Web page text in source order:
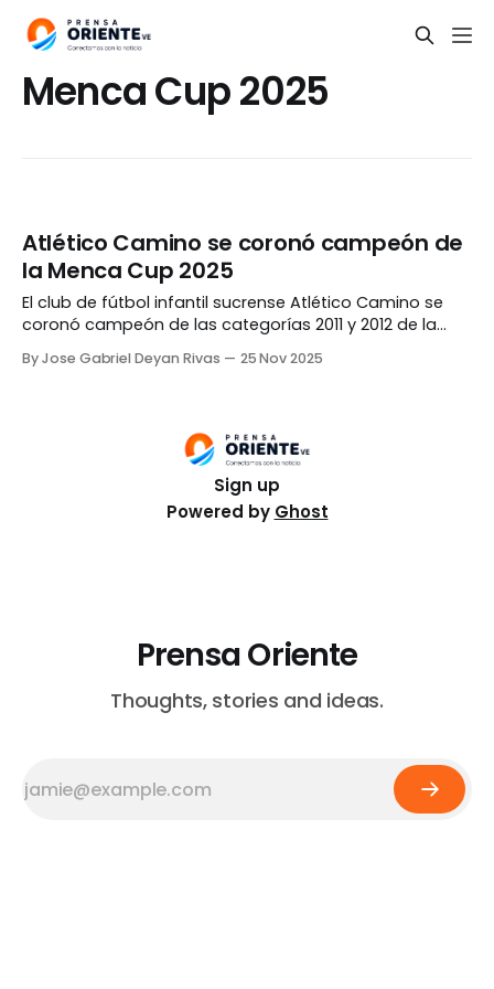
Menca Cup 2025
Atlético Camino se coronó campeón de
la Menca Cup 2025
El club de fútbol infantil sucrense Atlético Camino se
coronó campeón de las categorías 2011 y 2012 de la
estado Anzoátegui. «Este triunfo es el reflejo del trabajo
By Jose Gabriel Deyan Rivas 25 Nov 2025
Sign up
Powered by Ghost
Prensa Oriente
Thoughts, stories and ideas.